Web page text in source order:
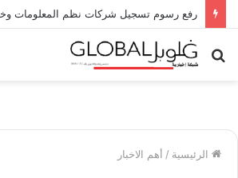
بحث
الرئيسية / أهم الاخبار